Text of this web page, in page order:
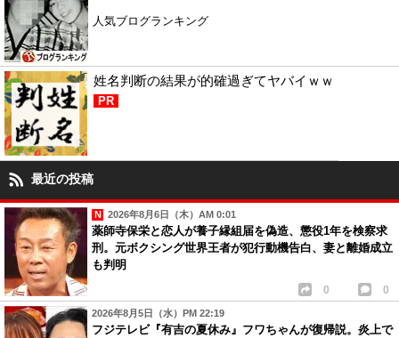
人気ブログランキング
姓名判断の結果が的確過ぎてヤバイｗｗ
PR
最近の投稿
2026年8月6日（木）AM 0:01
薬師寺保栄と恋人が養子縁組届を偽造、懲役1年を検察求
刑。元ボクシング世界王者が犯行動機告白、妻と離婚成立
も判明
0 0
2026年8月5日（水）PM 22:19
フジテレビ『有吉の夏休み』フワちゃんが復帰説。炎上で